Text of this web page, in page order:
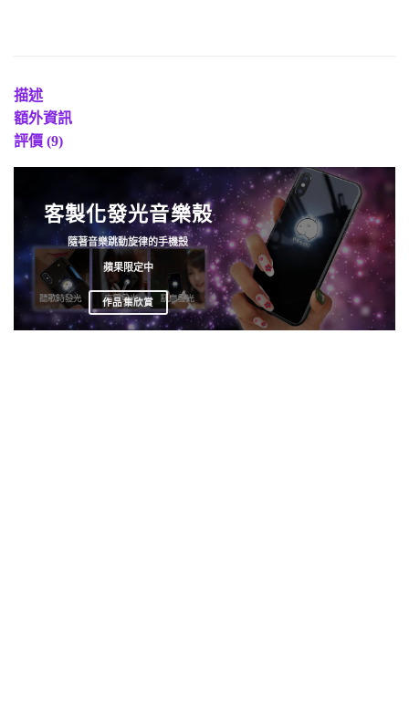
描述
額外資訊
評價 (9)
客製化發光音樂殼
隨著音樂跳動旋律的手機殼
蘋果限定中
作品集欣賞